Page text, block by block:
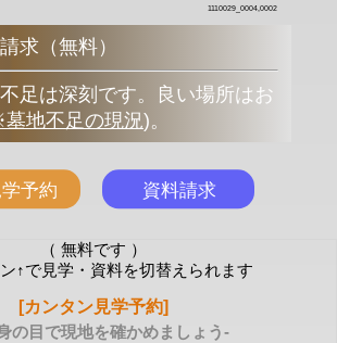
1110029_0004,0002
求（無料）
足は深刻です。良い場所はお
地不足の現況)。
（ 無料です ）
ン↑で見学・資料を切替えられます
[カンタン見学予約]
の目で現地を確かめましょう-